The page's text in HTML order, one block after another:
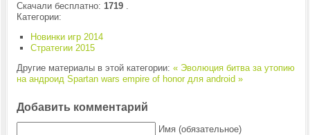
Скачали бесплатно: 1719.
Категории:
Новинки игр 2014
Стратегии 2015
Другие материалы в этой категории: « Эволюция битва за утопию
на андроид Spartan wars empire of honor для android »
Добавить комментарий
Имя (обязательное)